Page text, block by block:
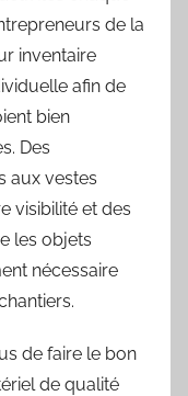
de la
inventaire
afin de
bien
Des
aux vestes
visibilité et des
les objets
nécessaire
de faire le bon
de qualité